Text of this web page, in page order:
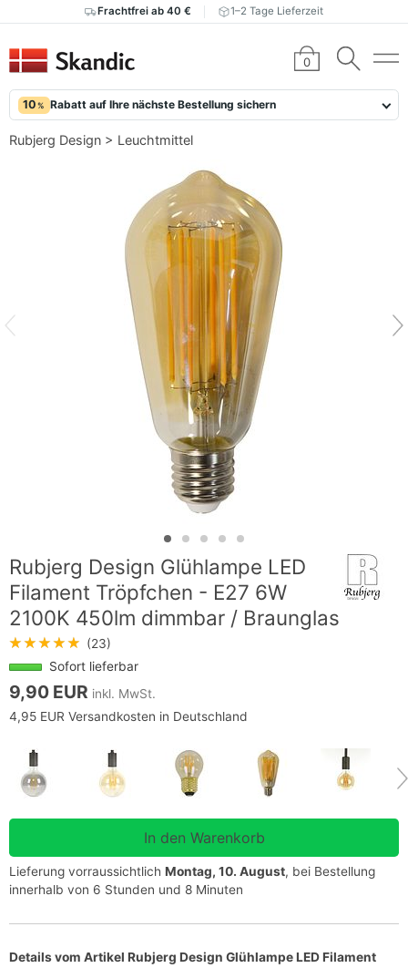
Frachtfrei ab 40 € 1–2 Tage Lieferzeit
0
10 % Rabatt auf Ihre nächste Bestellung sichern
Rubjerg Design > Leuchtmittel
Rubjerg Design Glühlampe LED
Filament Tröpfchen - E27 6W
2100K 450lm dimmbar / Braunglas
★★★★★ (23)
Sofort lieferbar
9,90 EUR inkl. MwSt.
4,95 EUR Versandkosten in Deutschland
Lieferung vorraussichtlich Montag, 10. August, bei Bestellung
innerhalb von 6 Stunden und 8 Minuten
Details vom Artikel Rubjerg Design Glühlampe LED Filament